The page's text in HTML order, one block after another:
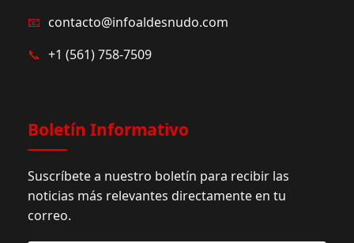
📧 contacto@infoaldesnudo.com
📞 +1 (561) 758-7509
Boletín Informativo
Suscríbete a nuestro boletín para recibir las
noticias más relevantes directamente en tu
correo.